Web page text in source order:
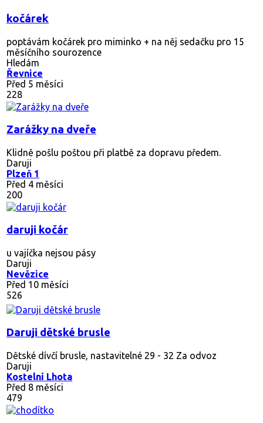
kočárek
poptávám kočárek pro miminko + na něj sedačku pro 15
měsíčního sourozence
Hledám
Řevnice
Před 5 měsíci
228
Zarážky na dveře
Klidně pošlu poštou při platbě za dopravu předem.
Daruji
Plzeň 1
Před 4 měsíci
200
daruji kočár
u vajíčka nejsou pásy
Daruji
Nevězice
Před 10 měsíci
526
Daruji dětské brusle
Dětské dívčí brusle, nastavitelné 29 - 32 Za odvoz
Daruji
Kostelní Lhota
Před 8 měsíci
479